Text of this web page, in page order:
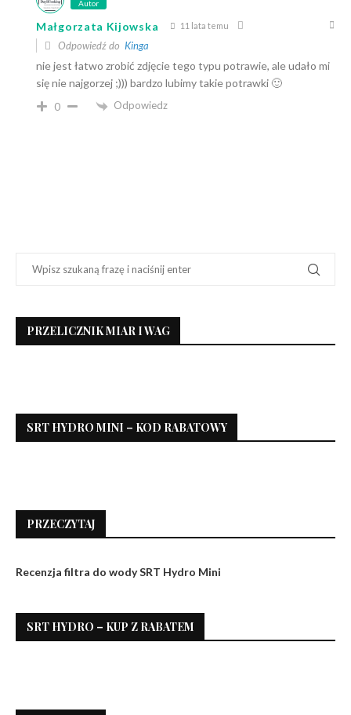
Autor
Małgorzata Kijowska 11 lata temu
Odpowiedź do Kinga
nie jest łatwo zrobić zdjęcie tego typu potrawie, ale udało mi
się nie najgorzej ;))) bardzo lubimy takie potrawki 🙂
0 Odpowiedz
PRZELICZNIK MIAR I WAG
SRT HYDRO MINI – KOD RABATOWY
PRZECZYTAJ
Recenzja filtra do wody SRT Hydro Mini
SRT HYDRO – KUP Z RABATEM